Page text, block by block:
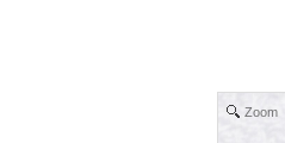
Zoom